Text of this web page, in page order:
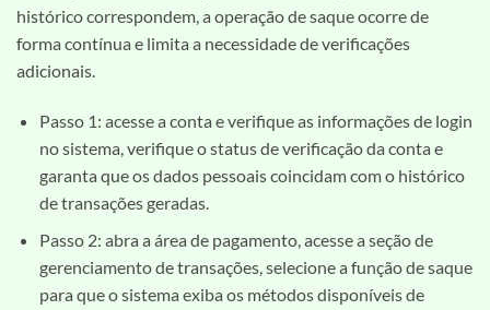
histórico correspondem, a operação de saque ocorre de
forma contínua e limita a necessidade de verificações
adicionais.
Passo 1: acesse a conta e verifique as informações de login
no sistema, verifique o status de verificação da conta e
garanta que os dados pessoais coincidam com o histórico
de transações geradas.
Passo 2: abra a área de pagamento, acesse a seção de
gerenciamento de transações, selecione a função de saque
para que o sistema exiba os métodos disponíveis de